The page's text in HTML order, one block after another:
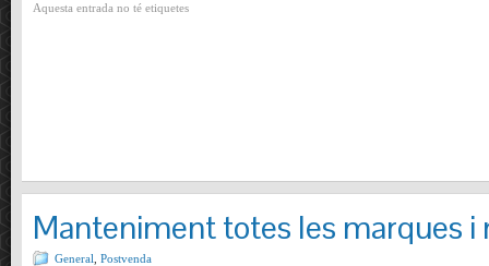
Aquesta entrada no té etiquetes
Manteniment totes les marques i
General Postvenda